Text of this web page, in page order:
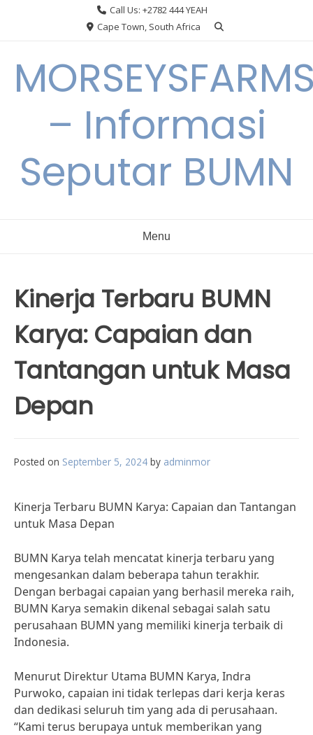
Call Us: +2782 444 YEAH
Cape Town, South Africa
– Informasi
Seputar BUMN
Menu
Kinerja Terbaru BUMN
Karya: Capaian dan
Tantangan untuk Masa
Depan
Posted on September 5, 2024 by adminmor
Kinerja Terbaru BUMN Karya: Capaian dan Tantangan
untuk Masa Depan
BUMN Karya telah mencatat kinerja terbaru yang
mengesankan dalam beberapa tahun terakhir.
Dengan berbagai capaian yang berhasil mereka raih,
BUMN Karya semakin dikenal sebagai salah satu
perusahaan BUMN yang memiliki kinerja terbaik di
Indonesia.
Menurut Direktur Utama BUMN Karya, Indra
Purwoko, capaian ini tidak terlepas dari kerja keras
dan dedikasi seluruh tim yang ada di perusahaan.
“Kami terus berupaya untuk memberikan yang